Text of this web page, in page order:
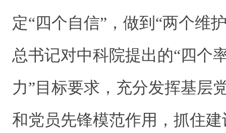
定“四个自信”，做到“两个维
总书记对中科院提出的“四个
力”目标要求，充分发挥基层
和党员先锋模范作用，抓住